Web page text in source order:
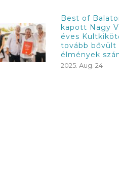
Best of
kapott Nagy
éves
tovább bővült
élmények
2025. Aug. 24